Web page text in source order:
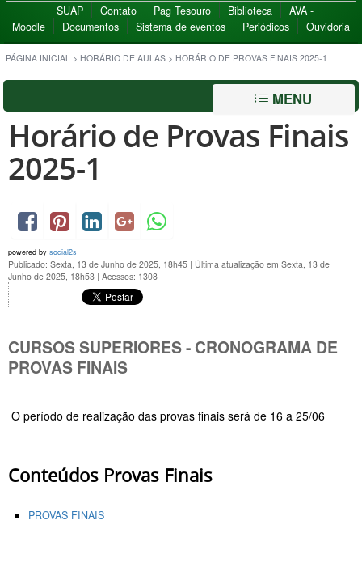
SUAP Contato Pag Tesouro Biblioteca
AVA -
Moodle
Documentos Sistema de eventos Periódicos Ouvidoria
PÁGINA INICIAL > HORÁRIO DE AULAS > HORÁRIO DE PROVAS FINAIS 2025-1
MENU
Horário de Provas Finais
2025-1
powered by social2s
Publicado: Sexta, 13 de Junho de 2025, 18h45 | Última atualização em Sexta, 13 de
Junho de 2025, 18h53 | Acessos: 1308
CURSOS SUPERIORES - CRONOGRAMA DE
PROVAS FINAIS
O período de realização das provas finais será de 16 a 25/06
Conteúdos Provas Finais
PROVAS FINAIS